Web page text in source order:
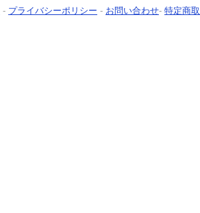
- プライバシーポリシー - お問い合わせ- 特定商